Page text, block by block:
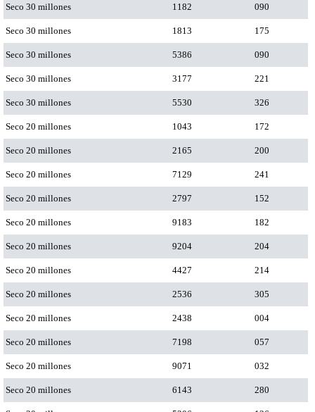
Seco 30 millones 1182 090
Seco 30 millones 1813 175
Seco 30 millones 5386 090
Seco 30 millones 3177 221
Seco 30 millones 5530 326
Seco 20 millones 1043 172
Seco 20 millones 2165 200
Seco 20 millones 7129 241
Seco 20 millones 2797 152
Seco 20 millones 9183 182
Seco 20 millones 9204 204
Seco 20 millones 4427 214
Seco 20 millones 2536 305
Seco 20 millones 2438 004
Seco 20 millones 7198 057
Seco 20 millones 9071 032
Seco 20 millones 6143 280